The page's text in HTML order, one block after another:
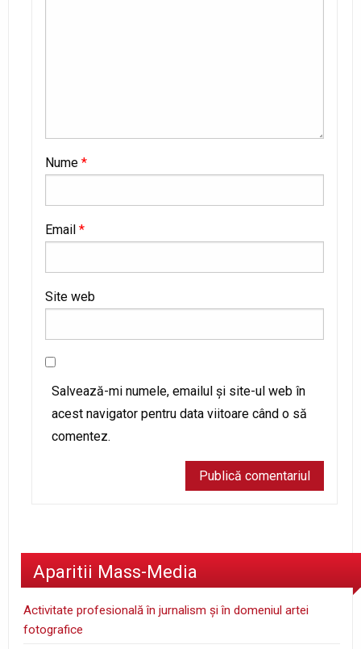
Nume *
Email *
Site web
Salvează-mi numele, emailul și site-ul web în
acest navigator pentru data viitoare când o să
comentez.
Aparitii Mass-Media
Activitate profesională în jurnalism şi în domeniul artei
fotografice